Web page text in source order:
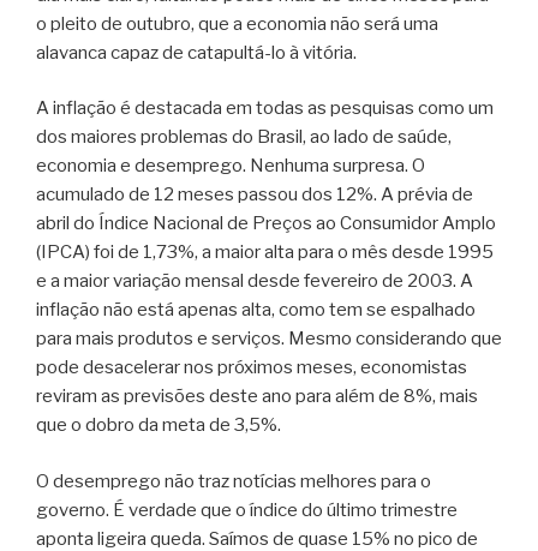
o pleito de outubro, que a economia não será uma
alavanca capaz de catapultá-lo à vitória.
A inflação é destacada em todas as pesquisas como um
dos maiores problemas do Brasil, ao lado de saúde,
economia e desemprego. Nenhuma surpresa. O
acumulado de 12 meses passou dos 12%. A prévia de
abril do Índice Nacional de Preços ao Consumidor Amplo
(IPCA) foi de 1,73%, a maior alta para o mês desde 1995
e a maior variação mensal desde fevereiro de 2003. A
inflação não está apenas alta, como tem se espalhado
para mais produtos e serviços. Mesmo considerando que
pode desacelerar nos próximos meses, economistas
reviram as previsões deste ano para além de 8%, mais
que o dobro da meta de 3,5%.
O desemprego não traz notícias melhores para o
governo. É verdade que o índice do último trimestre
aponta ligeira queda. Saímos de quase 15% no pico de